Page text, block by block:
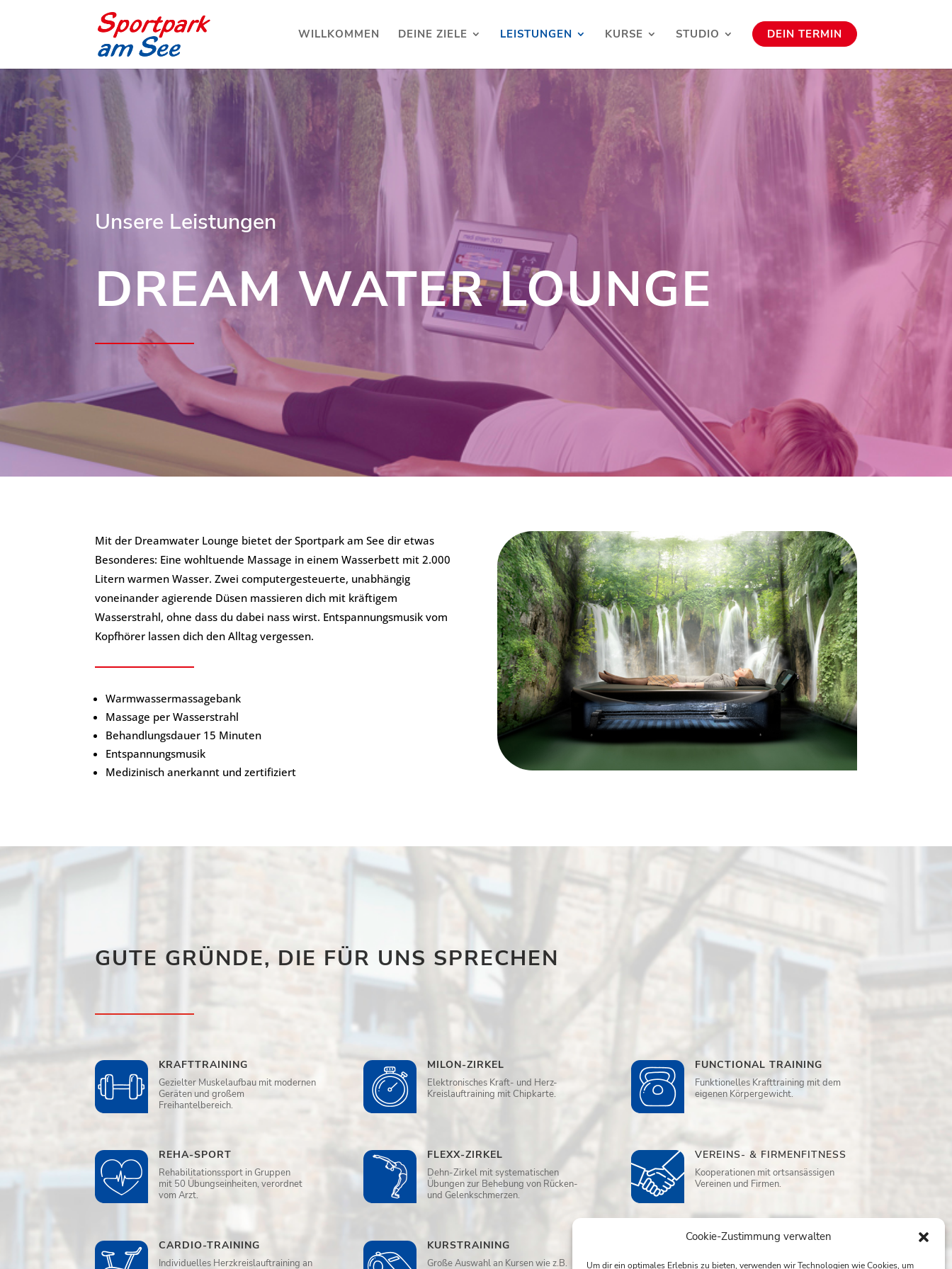
Cookie-Zustimmung verwalten
Um dir ein optimales Erlebnis zu bieten, verwenden wir Technologien wie Cookies, um
WILLKOMMEN DEINE ZIELE LEISTUNGEN KURSE STUDIO DEIN TERMIN
Unsere Leistungen
DREAM WATER LOUNGE
Mit der Dreamwater Lounge bietet der Sportpark am See dir etwas
Besonderes: Eine wohltuende Massage in einem Wasserbett mit 2.000
Litern warmen Wasser. Zwei computergesteuerte, unabhängig
voneinander agierende Düsen massieren dich mit kräftigem
Wasserstrahl, ohne dass du dabei nass wirst. Entspannungsmusik vom
Kopfhörer lassen dich den Alltag vergessen.
Warmwassermassagebank
Massage per Wasserstrahl
Behandlungsdauer 15 Minuten
Entspannungsmusik
Medizinisch anerkannt und zertifiziert
GUTE GRÜNDE, DIE FÜR UNS SPRECHEN
KRAFTTRAINING
Gezielter Muskelaufbau mit modernen
Geräten und großem
Freihantelbereich.
MILON-ZIRKEL
Elektronisches Kraft- und Herz-
Kreislauftraining mit Chipkarte.
FUNCTIONAL TRAINING
Funktionelles Krafttraining mit dem
eigenen Körpergewicht.
REHA-SPORT
Rehabilitationssport in Gruppen
mit 50 Übungseinheiten, verordnet
vom Arzt.
FLEXX-ZIRKEL
Dehn-Zirkel mit systematischen
Übungen zur Behebung von Rücken-
und Gelenkschmerzen.
VEREINS- & FIRMENFITNESS
Kooperationen mit ortsansässigen
Vereinen und Firmen.
CARDIO-TRAINING
Individuelles Herzkreislauftraining an
KURSTRAINING
Große Auswahl an Kursen wie z.B.
Sauna, Ruheraum und